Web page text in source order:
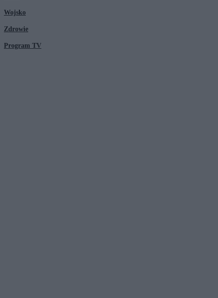
Wojsko
Zdrowie
Program TV